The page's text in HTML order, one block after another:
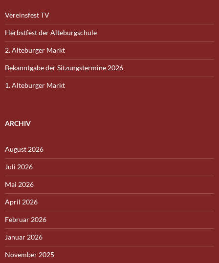
Vereinsfest TV
Herbstfest der Alteburgschule
2. Alteburger Markt
Bekanntgabe der Sitzungstermine 2026
1. Alteburger Markt
ARCHIV
August 2026
Juli 2026
Mai 2026
April 2026
Februar 2026
Januar 2026
November 2025